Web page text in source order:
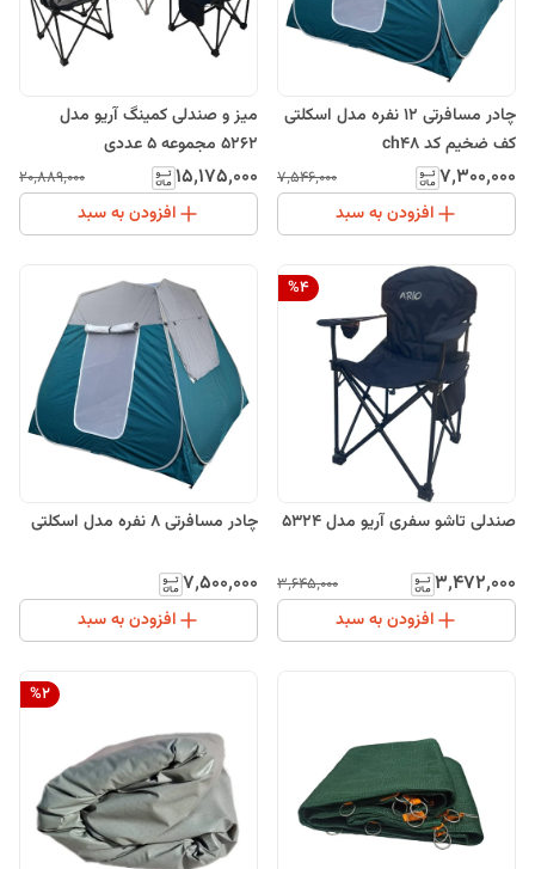
چادر مسافرتی 12 نفره مدل اسکلتی
کف ضخیم کد ch48
۷٬۳۰۰٬۰۰۰ ۷٬۵۴۶٬۰۰۰
افزودن به سبد
میز و صندلی کمینگ آریو مدل
5262 مجموعه 5 عددی
۱۵٬۱۷۵٬۰۰۰ ۲۰٬۸۸۹٬۰۰۰
افزودن به سبد
%4
صندلی تاشو سفری آریو مدل 5324
۳٬۴۷۲٬۰۰۰ ۳٬۶۴۵٬۰۰۰
افزودن به سبد
چادر مسافرتی 8 نفره مدل اسکلتی
۷٬۵۰۰٬۰۰۰
افزودن به سبد
%2